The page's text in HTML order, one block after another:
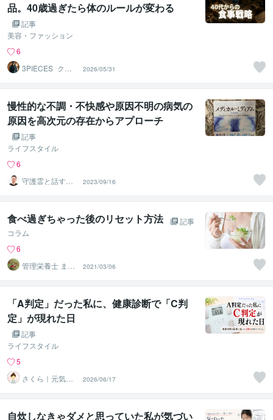
品。40歳過ぎたら体のルールが変わる
記事
美容・ファッション
6
3PIECES_クリ
2026/05/31
慢性的な不調・不快感や原因不明の病気の
原因を高次元の存在からアプローチ
記事
ライフスタイル
6
守護霊と話す人
｜まこと
2023/09/16
食べ過ぎちゃった後のリセット方法
記事
コラム
6
管理栄養士 まな
こ26
2021/03/06
「A判定」だった私に、健康診断で「C判
定」が現れた日
記事
ライフスタイル
5
さくら｜元気に
働きたい人を応
援
2026/06/17
自炊しなきゃダメと思っていた私が気づい